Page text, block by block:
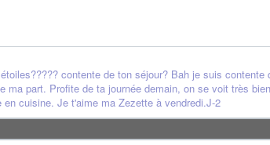
contente de ton séjour? Bah je suis
part. Profite de ta journée demain, on se voit très
cuisine. Je t'aime ma Zezette à vendredi.J-2